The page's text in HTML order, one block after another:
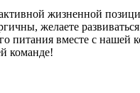
жизненной
желаете
питания вместе с нашей
команде!